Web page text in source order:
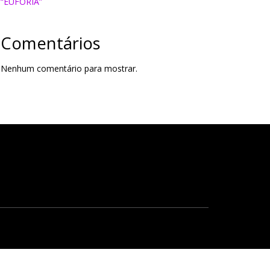
Comentários
Nenhum comentário para mostrar.